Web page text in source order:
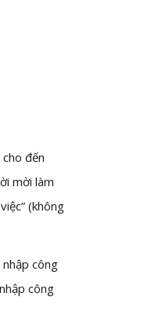
đến
mời làm
(không
công
công